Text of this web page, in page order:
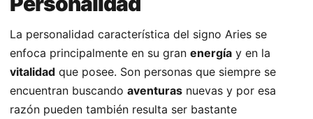
La personalidad característica del signo Aries se
enfoca principalmente en su gran energía y en la
vitalidad que posee. Son personas que siempre se
encuentran buscando aventuras nuevas y por esa
razón pueden también resulta ser bastante